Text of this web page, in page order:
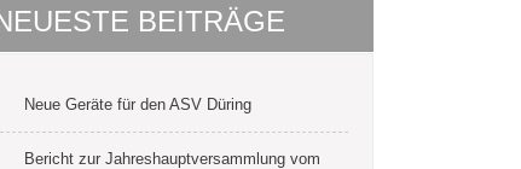
BEITRÄGE
Neue Geräte für den ASV Düring
Bericht zur Jahreshauptversammlung vom